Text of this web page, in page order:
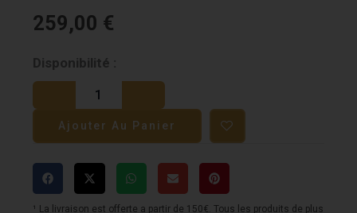
259,00 €
Disponibilité :
quantité
de
Ampli
basse
modélisation
NUX
Ajouter Au Panier
¹ La livraison est offerte a partir de 150€. Tous les produits de plus